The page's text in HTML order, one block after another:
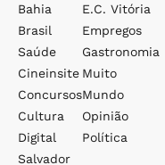
Bahia
Brasil
Saúde
Cineinsite
Concursos
Cultura
Digital
Salvador
E.c. Vitória
Empregos
Gastronomia
Muito
Mundo
Opinião
Política